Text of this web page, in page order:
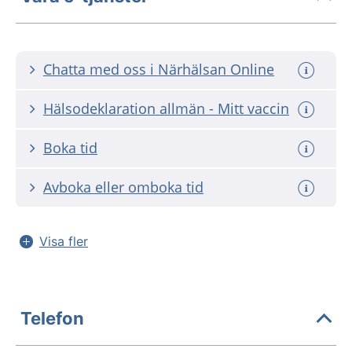
Chatta med oss i Närhälsan Online
Hälsodeklaration allmän - Mitt vaccin
Boka tid
Avboka eller omboka tid
Visa fler
Telefon